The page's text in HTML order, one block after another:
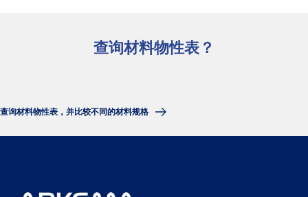
查询材料物性表？
查询材料物性表，并比较不同的材料规格